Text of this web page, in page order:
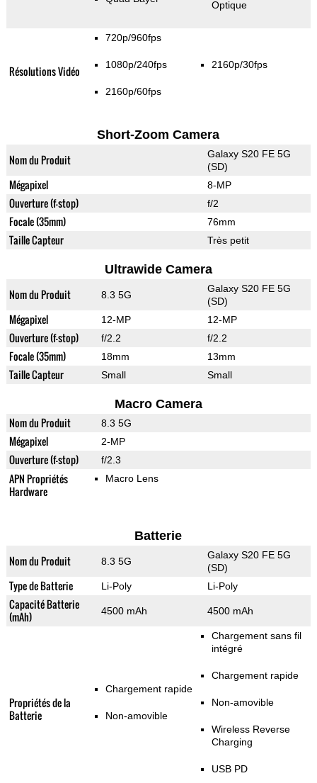
Optique
Résolutions Vidéo
720p/960fps
1080p/240fps
2160p/60fps
2160p/30fps
Short-Zoom Camera
Nom du Produit
Galaxy S20 FE 5G
(SD)
Mégapixel 8-MP
Ouverture (f-stop) f/2
Focale (35mm) 76mm
Taille Capteur Très petit
Ultrawide Camera
Nom du Produit 8.3 5G
Galaxy S20 FE 5G
(SD)
Mégapixel 12-MP 12-MP
Ouverture (f-stop) f/2.2 f/2.2
Focale (35mm) 18mm 13mm
Taille Capteur Small Small
Macro Camera
Nom du Produit 8.3 5G
Mégapixel 2-MP
Ouverture (f-stop) f/2.3
APN Propriétés
Hardware
Macro Lens
Batterie
Nom du Produit 8.3 5G
Galaxy S20 FE 5G
(SD)
Type de Batterie Li-Poly Li-Poly
Capacité Batterie
(mAh)
4500 mAh 4500 mAh
Propriétés de la
Batterie
Chargement rapide
Non-amovible
Chargement sans fil
intégré
Chargement rapide
Non-amovible
Wireless Reverse
Charging
USB PD